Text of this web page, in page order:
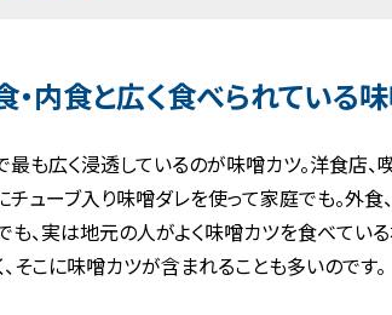
・内食と広く食べられている
も広く浸透しているのが味噌カツ。洋食店、
チューブ入り味噌ダレを使って家庭でも。外
も、実は地元の人がよく味噌カツを食べてい
そこに味噌カツが含まれることも多いのです。